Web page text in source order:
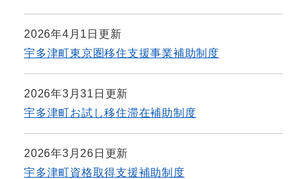
2026年4月1日更新
宇多津町東京圏移住支援事業補助制度
2026年3月31日更新
宇多津町お試し移住滞在補助制度
2026年3月26日更新
宇多津町資格取得支援補助制度